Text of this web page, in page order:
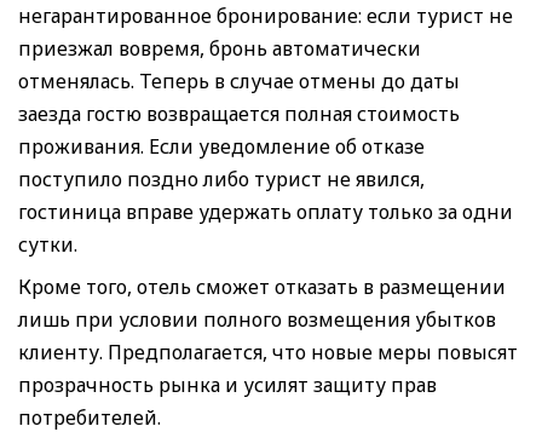
негарантированное бронирование: если турист не
приезжал вовремя, бронь автоматически
отменялась. Теперь в случае отмены до даты
заезда гостю возвращается полная стоимость
проживания. Если уведомление об отказе
поступило поздно либо турист не явился,
гостиница вправе удержать оплату только за одни
сутки.
Кроме того, отель сможет отказать в размещении
лишь при условии полного возмещения убытков
клиенту. Предполагается, что новые меры повысят
прозрачность рынка и усилят защиту прав
потребителей.